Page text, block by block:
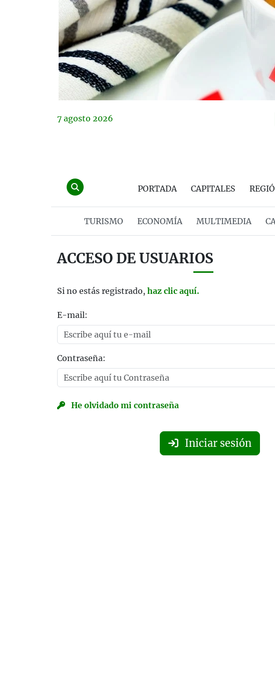
7 agosto 2026
PORTADA CAPITALES
TURISMO ECONOMÍA MULTIMEDIA
ACCESO DE USUARIOS
Si no estás registrado, haz clic aquí.
E-mail:
Contraseña:
He olvidado mi contraseña
Iniciar sesión